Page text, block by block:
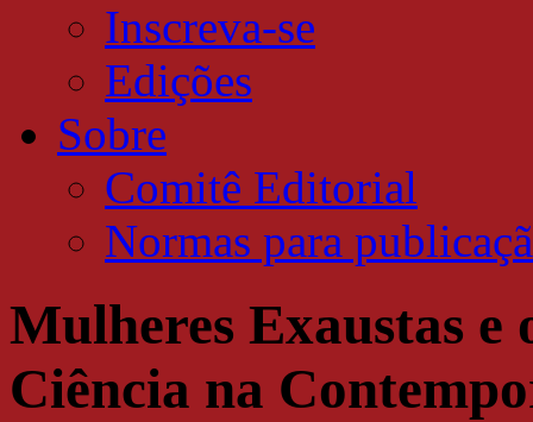
Inscreva-se
Edições
Sobre
Comitê Editorial
Normas para
Mulheres Exaustas e
Ciência na